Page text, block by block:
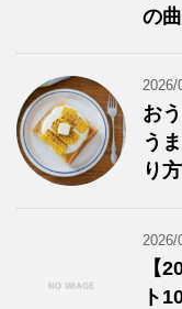
の
2026/
お
う
り方
2026/
【
ト